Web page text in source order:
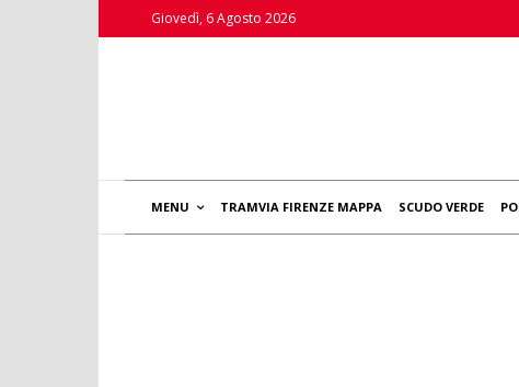
Giovedì, 6 Agosto 2026
MENU TRAMVIA FIRENZE MAPPA SCUDO VERDE